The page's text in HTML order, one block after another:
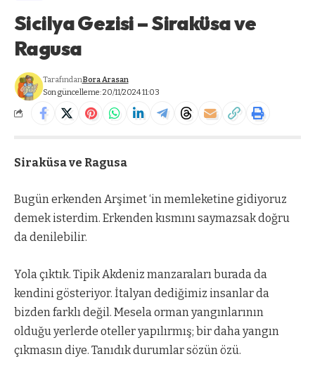
Sicilya Gezisi – Siraküsa ve
Ragusa
Son güncelleme: 20/11/2024 11:03
TarafındanBora Arasan
Siraküsa ve Ragusa
Bugün erkenden Arşimet ‘in memleketine gidiyoruz
demek isterdim. Erkenden kısmını saymazsak doğru
da denilebilir.
Yola çıktık. Tipik Akdeniz manzaraları burada da
kendini gösteriyor. İtalyan dediğimiz insanlar da
bizden farklı değil. Mesela orman yangınlarının
olduğu yerlerde oteller yapılırmış; bir daha yangın
çıkmasın diye. Tanıdık durumlar sözün özü.